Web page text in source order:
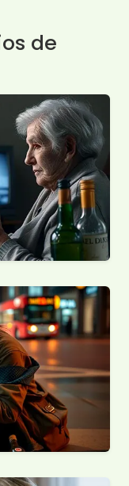
de